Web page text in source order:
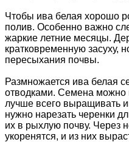
Чтобы ива белая хорошо
полив. Особенно важно
жаркие летние месяцы.
кратковременную засуху,
пересыхания почвы.
Размножается ива белая
отводками. Семена можно
лучше всего выращивать
нужно нарезать черенки
их в рыхлую почву. Через
укоренятся, и из них